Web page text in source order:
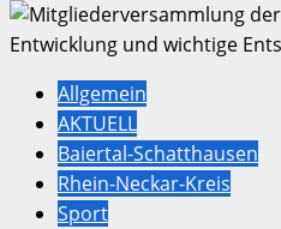
Allgemein
AKTUELL
Baiertal-Schatthausen
Rhein-Neckar-Kreis
Sport